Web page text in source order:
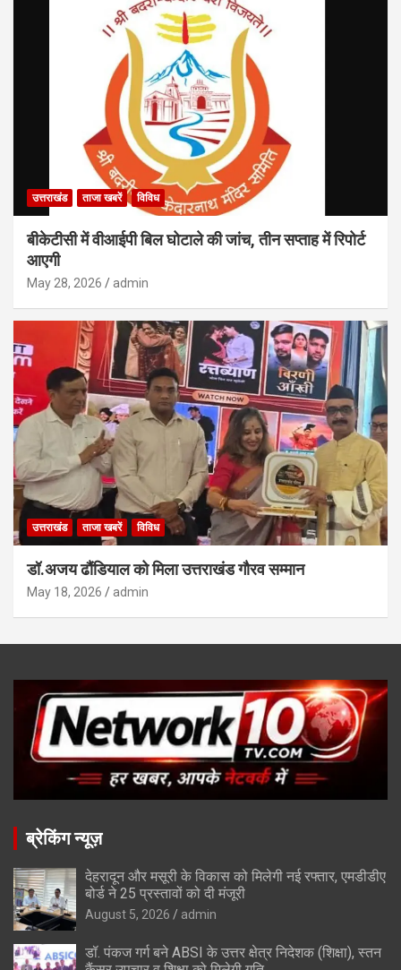
उत्तराखंड ताजा खबरें विविध
बीकेटीसी में वीआईपी बिल घोटाले की जांच, तीन सप्ताह में रिपोर्ट
आएगी
May 28, 2026 admin
उत्तराखंड ताजा खबरें विविध
डॉ.अजय ढौंडियाल को मिला उत्तराखंड गौरव सम्मान
May 18, 2026 admin
ब्रेकिंग न्यूज़
देहरादून और मसूरी के विकास को मिलेगी नई रफ्तार, एमडीडीए
बोर्ड ने 25 प्रस्तावों को दी मंजूरी
August 5, 2026 admin
डॉ. पंकज गर्ग बने ABSI के उत्तर क्षेत्र निदेशक (शिक्षा), स्तन